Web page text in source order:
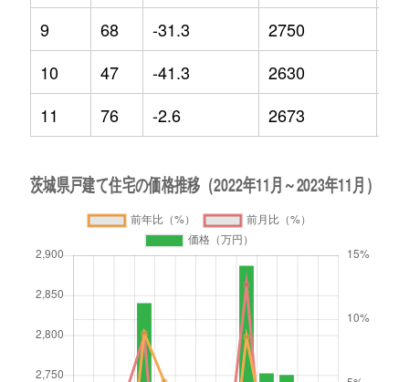
9
68 -31.3 2750
10
47 -41.3 2630
11
76 -2.6 2673